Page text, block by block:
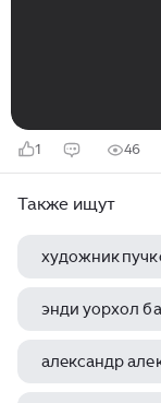
1 46
Также ищут
художник
энди уорхол
александр